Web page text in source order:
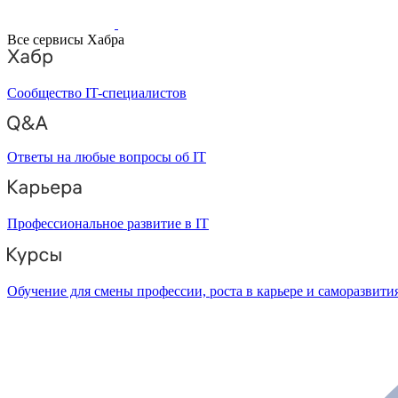
Все сервисы Хабра
Сообщество IT-специалистов
Ответы на любые вопросы об IT
Профессиональное развитие в IT
Обучение для смены профессии, роста в карьере и